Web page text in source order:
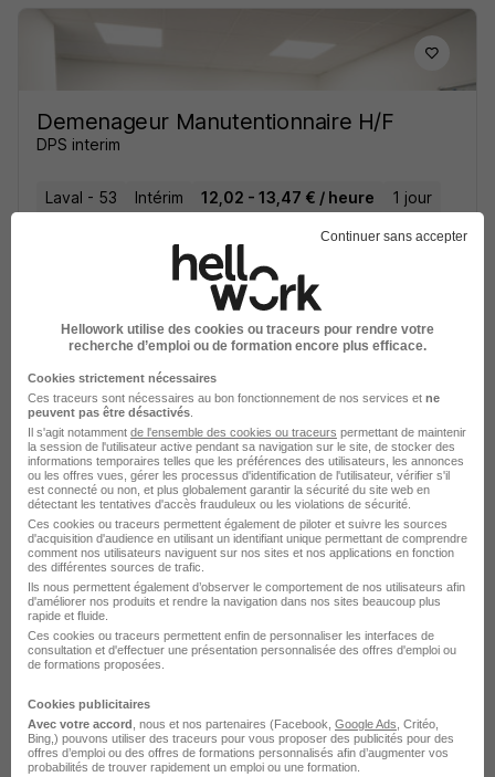
Demenageur Manutentionnaire H/F
DPS interim
Laval - 53 Intérim 12,02 - 13,47 € / heure 1 jour
Soyez l'un des premiers à postuler
Ingenieur de Production Réseaux IP
H/F
Orange
Issy-les-Moulineaux - 92
55 000 - 60 000 € / an
Télétravail partiel
Voir l’offre
Continuer sans accepter
Hellowork utilise des cookies ou traceurs pour rendre votre
recherche d’emploi ou de formation encore plus efficace.
Cookies strictement nécessaires
Ces traceurs sont nécessaires au bon fonctionnement de nos services et ne
peuvent pas être désactivés
Il s'agit notamment de l'ensemble des cookies ou traceurs permettant de maintenir
la session de l'utilisateur active pendant sa navigation sur le site, de stocker des
informations temporaires telles que les préférences des utilisateurs, les annonces
ou les offres vues, gérer les processus d'identification de l'utilisateur, vérifier s'il
est connecté ou non, et plus globalement garantir la sécurité du site web en
détectant les tentatives d'accès frauduleux ou les violations de sécurité.
Ces cookies ou traceurs permettent également de piloter et suivre les sources
d'acquisition d'audience en utilisant un identifiant unique permettant de comprendre
comment nos utilisateurs naviguent sur nos sites et nos applications en fonction
des différentes sources de trafic.
Ils nous permettent également d’observer le comportement de nos utilisateurs afin
d'améliorer nos produits et rendre la navigation dans nos sites beaucoup plus
rapide et fluide.
Ces cookies ou traceurs permettent enfin de personnaliser les interfaces de
consultation et d'effectuer une présentation personnalisée des offres d'emploi ou
de formations proposées.
Cookies publicitaires
Avec votre accord , nous et nos partenaires (Facebook, Google Ads , Critéo,
Bing,) pouvons utiliser des traceurs pour vous proposer des publicités pour des
offres d’emploi ou des offres de formations personnalisés afin d’augmenter vos
probabilités de trouver rapidement un emploi ou une formation.